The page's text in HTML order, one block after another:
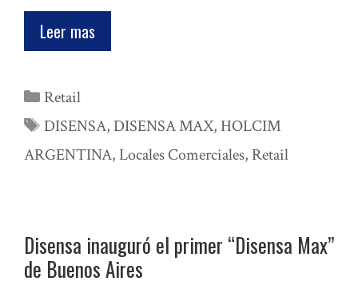
Leer mas
Categorías
Retail
Etiquetas
DISENSA,DISENSA MAX, HOLCIM
ARGENTINA,Locales Comerciales, Retail
Disensa inauguró el primer “Disensa Max”
de Buenos Aires